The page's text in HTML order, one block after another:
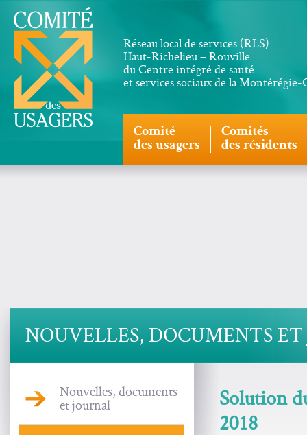
Réseau local de services (RLS)
Haut-Richelieu – Rouville
du Centre intégré de santé
et services sociaux de la
Comité
des usagers
Comités
des résidents
NOUVELLES, DOCUMENTS
Nouvelles, documents
et journal
Solution
2018